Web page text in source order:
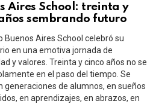
Aires School: treinta y
sembrando futuro
Buenos Aires School celebró su
en una emotiva jornada de
y valores. Treinta y cinco años no se
en el paso del tiempo. Se
generaciones de alumnos, en sueños
en aprendizajes, en abrazos, en